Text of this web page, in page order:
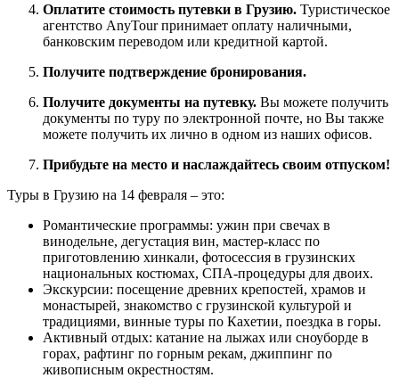
Оплатите стоимость путевки в Грузию. Туристическое
агентство AnyTour принимает оплату наличными,
банковским переводом или кредитной картой.
Получите подтверждение бронирования.
Получите документы на путевку. Вы можете получить
документы по туру по электронной почте, но Вы также
можете получить их лично в одном из наших офисов.
Прибудьте на место и наслаждайтесь своим отпуском!
Туры в Грузию на 14 февраля – это:
Романтические программы: ужин при свечах в
винодельне, дегустация вин, мастер-класс по
приготовлению хинкали, фотосессия в грузинских
национальных костюмах, СПА-процедуры для двоих.
Экскурсии: посещение древних крепостей, храмов и
монастырей, знакомство с грузинской культурой и
традициями, винные туры по Кахетии, поездка в горы.
Активный отдых: катание на лыжах или сноуборде в
горах, рафтинг по горным рекам, джиппинг по
живописным окрестностям.